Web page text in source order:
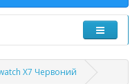
X7 Червоний